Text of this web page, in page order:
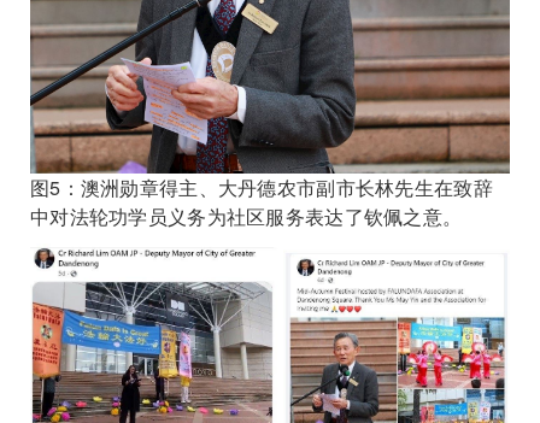
图5：澳洲勋章得主、大丹德农市副市长林先生在致辞
中对法轮功学员义务为社区服务表达了钦佩之意。